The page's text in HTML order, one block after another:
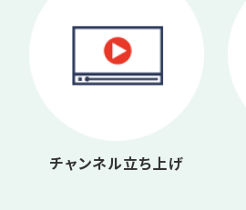
チャンネル立ち上げ